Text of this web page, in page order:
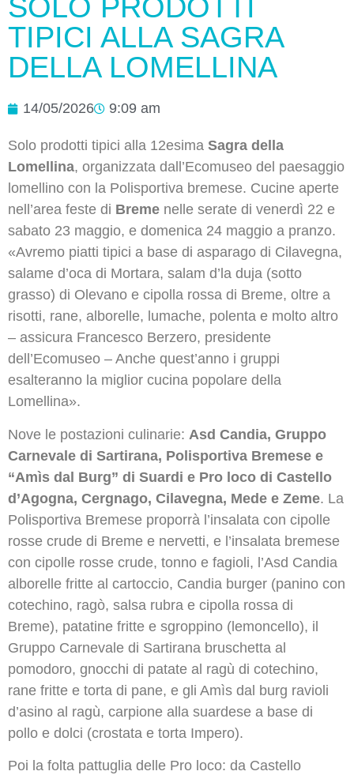
SOLO PRODOTTI
TIPICI ALLA SAGRA
DELLA LOMELLINA
14/05/2026 9:09 am
Solo prodotti tipici alla 12esima Sagra della
Lomellina, organizzata dall’Ecomuseo del paesaggio
lomellino con la Polisportiva bremese. Cucine aperte
nell’area feste di Breme nelle serate di venerdì 22 e
sabato 23 maggio, e domenica 24 maggio a pranzo.
«Avremo piatti tipici a base di asparago di Cilavegna,
salame d’oca di Mortara, salam d’la duja (sotto
grasso) di Olevano e cipolla rossa di Breme, oltre a
risotti, rane, alborelle, lumache, polenta e molto altro
– assicura Francesco Berzero, presidente
dell’Ecomuseo – Anche quest’anno i gruppi
esalteranno la miglior cucina popolare della
Lomellina».
Nove le postazioni culinarie: Asd Candia, Gruppo
Carnevale di Sartirana, Polisportiva Bremese e
“Amìs dal Burg” di Suardi e Pro loco di Castello
d’Agogna, Cergnago, Cilavegna, Mede e Zeme. La
Polisportiva Bremese proporrà l’insalata con cipolle
rosse crude di Breme e nervetti, e l’insalata bremese
con cipolle rosse crude, tonno e fagioli, l’Asd Candia
alborelle fritte al cartoccio, Candia burger (panino con
cotechino, ragò, salsa rubra e cipolla rossa di
Breme), patatine fritte e sgroppino (lemoncello), il
Gruppo Carnevale di Sartirana bruschetta al
pomodoro, gnocchi di patate al ragù di cotechino,
rane fritte e torta di pane, e gli Amìs dal burg ravioli
d’asino al ragù, carpione alla suardese a base di
pollo e dolci (crostata e torta Impero).
Poi la folta pattuglia delle Pro loco: da Castello